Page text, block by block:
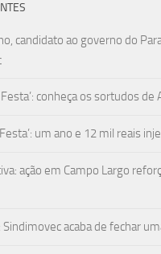
candidato ao governo do
Festa’: conheça os sortudos de
um ano e 12 mil reais
ação em Campo Largo
Sindimovec acaba de fechar